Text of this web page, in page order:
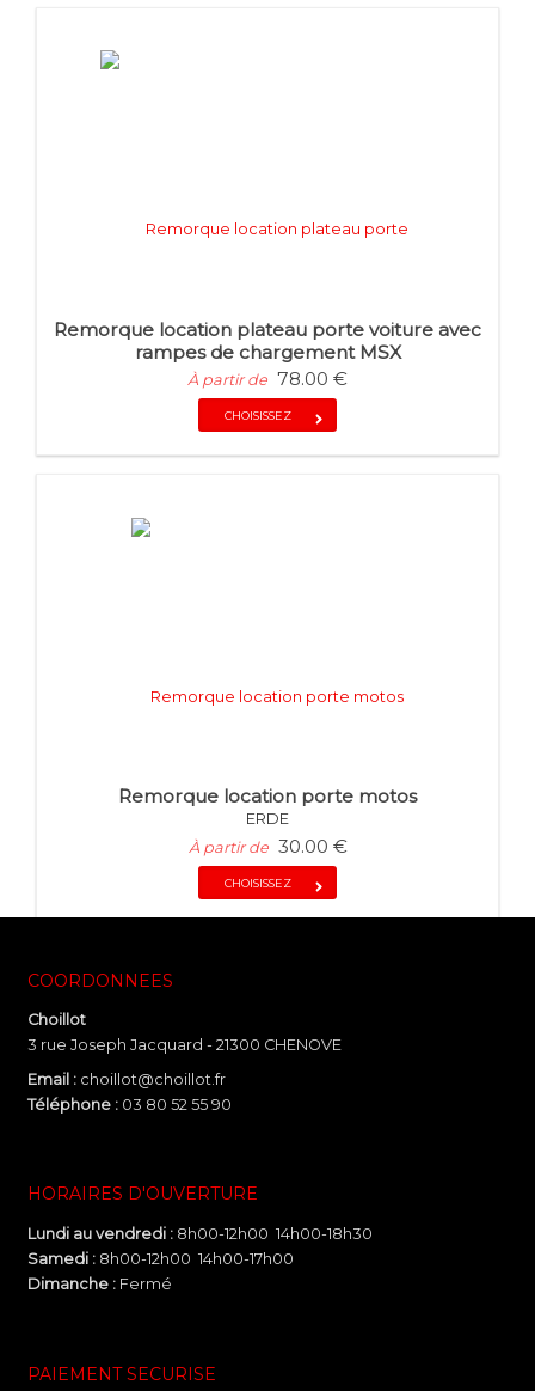
Remorque location plateau porte voiture avec
rampes de chargement MSX
ANSSEMS
À partir de 78.00 €
CHOISISSEZ
Remorque location porte motos
ERDE
À partir de 30.00 €
CHOISISSEZ
COORDONNEES
Choillot
3 rue Joseph Jacquard - 21300 CHENOVE
Email : choillot@choillot.fr
Téléphone :03 80 52 55 90
HORAIRES D'OUVERTURE
Lundi au vendredi :8h00-12h00 14h00-18h30
Samedi :8h00-12h00 14h00-17h00
Dimanche :Fermé
PAIEMENT SECURISE